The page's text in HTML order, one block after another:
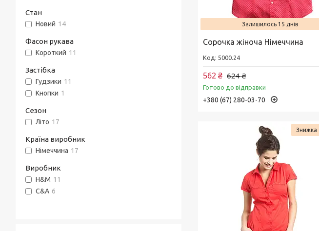
Залишилось 15 днів
Сорочка жіноча Німеччина
5000.24
624 ₴
562 ₴
Готово до відправки
+380 (67) 280-03-70
Стан
Новий 14
Фасон рукава
Короткий 11
Застібка
Гудзики 11
Кнопки 1
Сезон
Літо 17
Країна виробник
Німеччина 17
Виробник
H&M 11
С&A 6